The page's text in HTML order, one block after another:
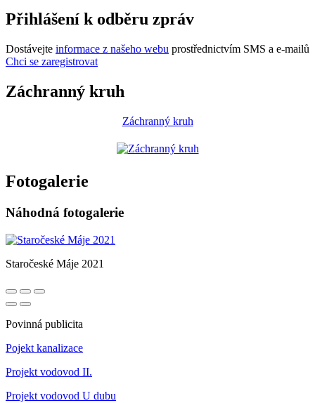
Přihlášení k odběru zpráv
Dostávejte informace z našeho webu prostřednictvím SMS a e-mailů
Chci se zaregistrovat
Záchranný kruh
Záchranný kruh
Fotogalerie
Náhodná fotogalerie
Staročeské Máje 2021
Povinná publicita
Pojekt kanalizace
Projekt vodovod II.
Projekt vodovod U dubu